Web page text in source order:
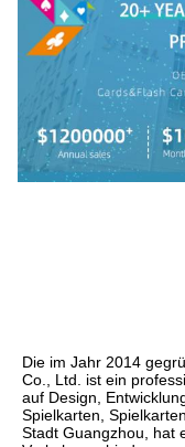
Die im Jahr 2014
Co., Ltd. ist ein
auf Design,
Spielkarten,
Stadt Guangzhou, hat